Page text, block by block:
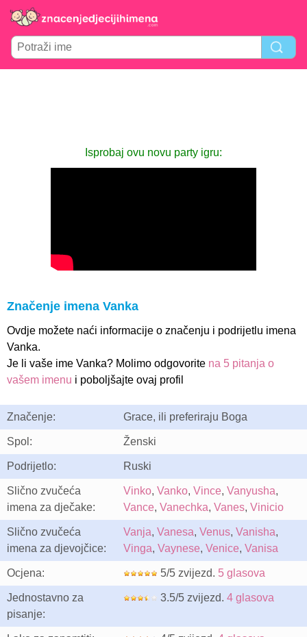
Isprobaj ovu novu party igru:
Značenje imena Vanka
Ovdje možete naći informacije o značenju i podrijetlu imena
Vanka.
Je li vaše ime Vanka? Molimo odgovorite na 5 pitanja o
vašem imenu i poboljšajte ovaj profil
Značenje: Grace, ili preferiraju Boga
Spol: Ženski
Podrijetlo: Ruski
Slično zvučeća
imena za dječake:
Vinko, Vanko, Vince, Vanyusha,
Vance, Vanechka, Vanes, Vinicio
Slično zvučeća
imena za djevojčice:
Vanja, Vanesa, Venus, Vanisha,
Vinga, Vaynese, Venice, Vanisa
Ocjena: 5/5 zvijezd. 5 glasova
Jednostavno za
pisanje:
3.5/5 zvijezd. 4 glasova